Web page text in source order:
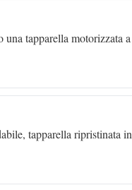
tapparella motorizzata
tapparella ripristinata